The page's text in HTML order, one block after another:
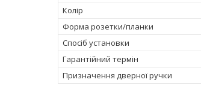
Колір
Форма розетки/планки
Спосіб установки
Гарантійний термін
Призначення дверної ручки